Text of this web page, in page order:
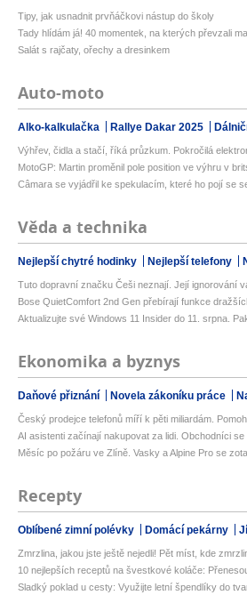
Tipy, jak usnadnit prvňáčkovi nástup do školy
Tady hlídám já! 40 momentek, na kterých převzali
Salát s rajčaty, ořechy a dresinkem
Auto-moto
Alko-kalkulačka Rallye Dakar 2025
Výhřev, čidla a stačí, říká průzkum. Pokročilá
MotoGP: Martin proměnil pole position ve výhru v
Câmara se vyjádřil ke spekulacím, které ho pojí se
Věda a technika
Nejlepší chytré hodinky Nejlepší telefony
Tuto dopravní značku Češi neznají. Její ignorování
Bose QuietComfort 2nd Gen přebírají funkce
Aktualizujte své Windows 11 Insider do 11. srpna.
Ekonomika a byznys
Daňové přiznání Novela zákoníku práce
Český prodejce telefonů míří k pěti miliardám.
AI asistenti začínají nakupovat za lidi. Obchodníci se
Měsíc po požáru ve Zlíně. Vasky a Alpine Pro se
Recepty
Oblíbené zimní polévky Domácí pekárny
Zmrzlina, jakou jste ještě nejedli! Pět míst, kde
10 nejlepších receptů na švestkové koláče:
Sladký poklad u cesty: Využijte letní špendlíky do